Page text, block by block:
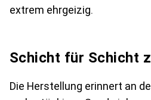
extrem ehrgeizig.
Schicht für Schicht
Die Herstellung erinnert an